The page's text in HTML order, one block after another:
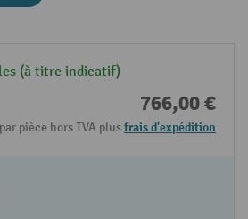
(à titre indicatif)
766,00 €
par pièce hors TVA plusfrais d'expédition